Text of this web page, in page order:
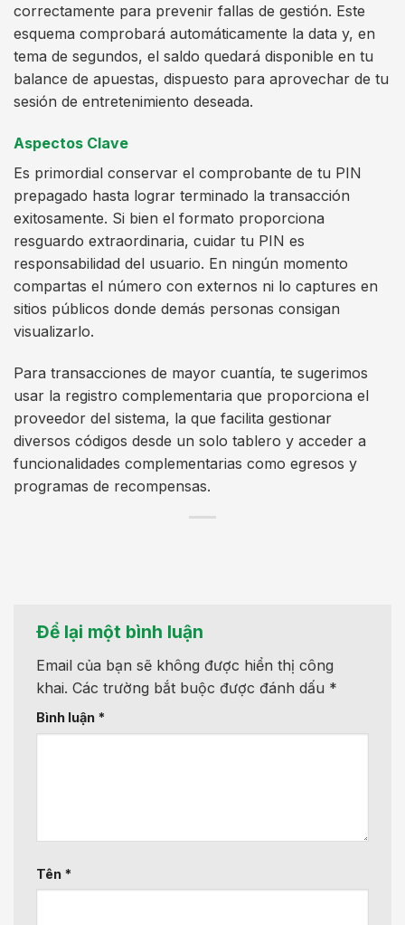
correctamente para prevenir fallas de gestión. Este
esquema comprobará automáticamente la data y, en
tema de segundos, el saldo quedará disponible en tu
balance de apuestas, dispuesto para aprovechar de tu
sesión de entretenimiento deseada.
Aspectos Clave
Es primordial conservar el comprobante de tu PIN
prepagado hasta lograr terminado la transacción
exitosamente. Si bien el formato proporciona
resguardo extraordinaria, cuidar tu PIN es
responsabilidad del usuario. En ningún momento
compartas el número con externos ni lo captures en
sitios públicos donde demás personas consigan
visualizarlo.
Para transacciones de mayor cuantía, te sugerimos
usar la registro complementaria que proporciona el
proveedor del sistema, la que facilita gestionar
diversos códigos desde un solo tablero y acceder a
funcionalidades complementarias como egresos y
programas de recompensas.
Để lại một bình luận
Email của bạn sẽ không được hiển thị công
khai. Các trường bắt buộc được đánh dấu *
Bình luận *
Tên *